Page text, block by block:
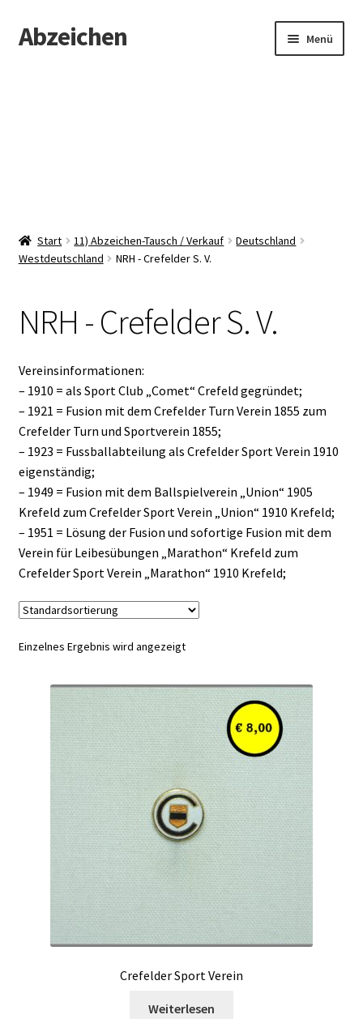
Zur
Navigation
Zum
Inhalt
Abzeichen Menü
Start 11) Abzeichen-Tausch / Verkauf
Deutschland
Westdeutschland
NRH - Crefelder S. V.
NRH - Crefelder S. V.
Vereinsinformationen:
– 1910 = als Sport Club „Comet“ Crefeld gegründet;
– 1921 = Fusion mit dem Crefelder Turn Verein 1855 zum
Crefelder Turn und Sportverein 1855;
– 1923 = Fussballabteilung als Crefelder Sport Verein 1910
eigenständig;
– 1949 = Fusion mit dem Ballspielverein „Union“ 1905
Krefeld zum Crefelder Sport Verein „Union“ 1910 Krefeld;
– 1951 = Lösung der Fusion und sofortige Fusion mit dem
Verein für Leibesübungen „Marathon“ Krefeld zum
Crefelder Sport Verein „Marathon“ 1910 Krefeld;
Einzelnes Ergebnis wird angezeigt
Crefelder Sport Verein
Weiterlesen